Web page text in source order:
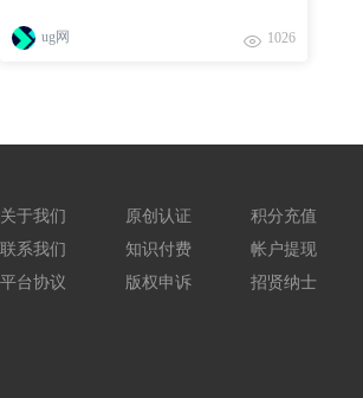
ug网 1026
关于我们
联系我们
平台协议
原创认证
知识付费
版权申诉
积分充值
帐户提现
招贤纳士